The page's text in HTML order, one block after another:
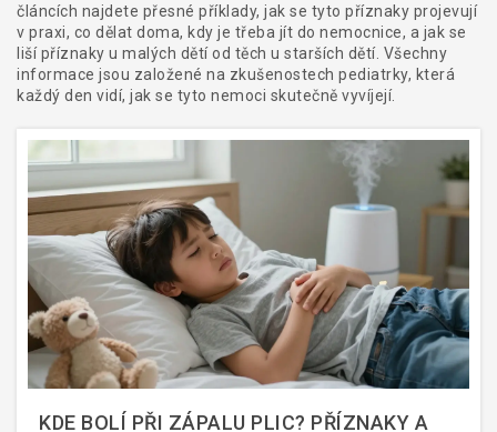
článcích najdete přesné příklady, jak se tyto příznaky projevují
v praxi, co dělat doma, kdy je třeba jít do nemocnice, a jak se
liší příznaky u malých dětí od těch u starších dětí. Všechny
informace jsou založené na zkušenostech pediatrky, která
každý den vidí, jak se tyto nemoci skutečně vyvíjejí.
KDE BOLÍ PŘI ZÁPALU PLIC? PŘÍZNAKY A